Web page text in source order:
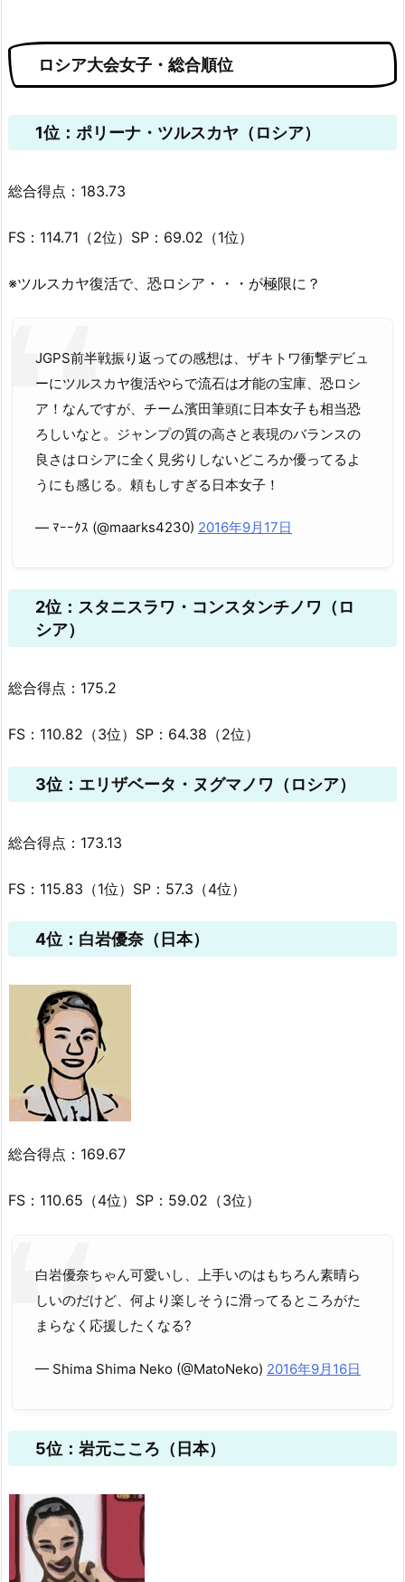
ロシア大会女子・総合順位
1位：ポリーナ・ツルスカヤ（ロシア）
総合得点：183.73
FS：114.71（2位）SP：69.02（1位）
※ツルスカヤ復活で、恐ロシア・・・が極限に？
JGPS前半戦振り返っての感想は、ザキトワ衝撃デビュ
ーにツルスカヤ復活やらで流石は才能の宝庫、恐ロシ
ア！なんですが、チーム濱田筆頭に日本女子も相当恐
ろしいなと。ジャンプの質の高さと表現のバランスの
良さはロシアに全く見劣りしないどころか優ってるよ
うにも感じる。頼もしすぎる日本女子！
— ﾏｰｰｸｽ (@maarks4230) 2016年9月17日
2位：スタニスラワ・コンスタンチノワ（ロ
シア）
総合得点：175.2
FS：110.82（3位）SP：64.38（2位）
3位：エリザベータ・ヌグマノワ（ロシア）
総合得点：173.13
FS：115.83（1位）SP：57.3（4位）
4位：白岩優奈（日本）
総合得点：169.67
FS：110.65（4位）SP：59.02（3位）
白岩優奈ちゃん可愛いし、上手いのはもちろん素晴ら
しいのだけど、何より楽しそうに滑ってるところがた
まらなく応援したくなる?
— Shima Shima Neko (@MatoNeko) 2016年9月16日
5位：岩元こころ（日本）